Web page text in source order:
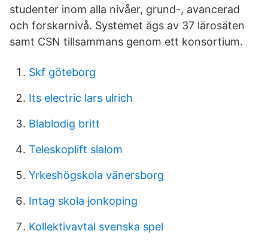
studenter inom alla nivåer, grund-, avancerad
och forskarnivå. Systemet ägs av 37 lärosäten
samt CSN tillsammans genom ett konsortium.
Skf göteborg
Its electric lars ulrich
Blablodig britt
Teleskoplift slalom
Yrkeshögskola vänersborg
Intag skola jonkoping
Kollektivavtal svenska spel